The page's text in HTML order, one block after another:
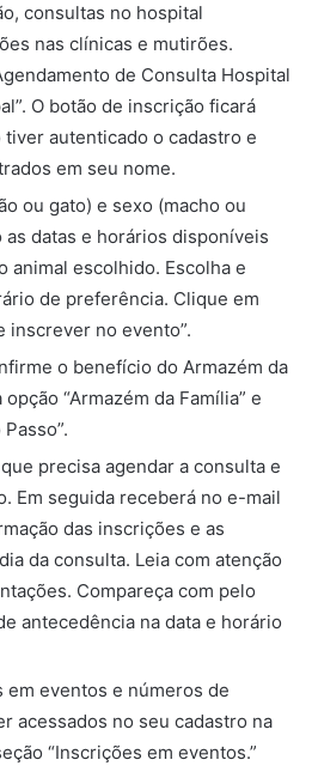
consultas no hospital
nas clínicas e mutirões.
de Consulta Hospital
O botão de inscrição ficará
autenticado o cadastro e
em seu nome.
ou gato) e sexo (macho ou
as datas e horários disponíveis
animal escolhido. Escolha e
de preferência. Clique em
inscrever no evento”.
o benefício do Armazém da
“Armazém da Família” e
precisa agendar a consulta e
Em seguida receberá no e-mail
das inscrições e as
da consulta. Leia com atenção
Compareça com pelo
antecedência na data e horário
em eventos e números de
acessados no seu cadastro na
“Inscrições em eventos.”